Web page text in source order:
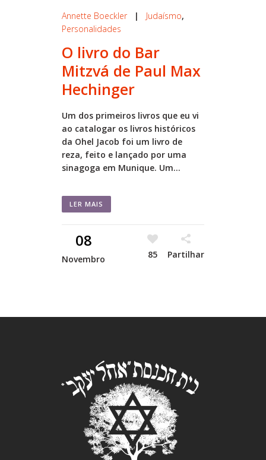
Annette Boeckler| Judaísmo,
Personalidades
O livro do Bar
Mitzvá de Paul Max
Hechinger
Um dos primeiros livros que eu vi
ao catalogar os livros históricos
da Ohel Jacob foi um livro de
reza, feito e lançado por uma
sinagoga em Munique. Um...
LER MAIS
08
Novembro 85 Partilhar